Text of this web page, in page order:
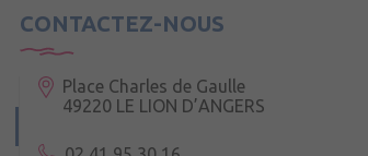
CONTACTEZ-NOUS
Place Charles de Gaulle
49220 LE LION D’ANGERS